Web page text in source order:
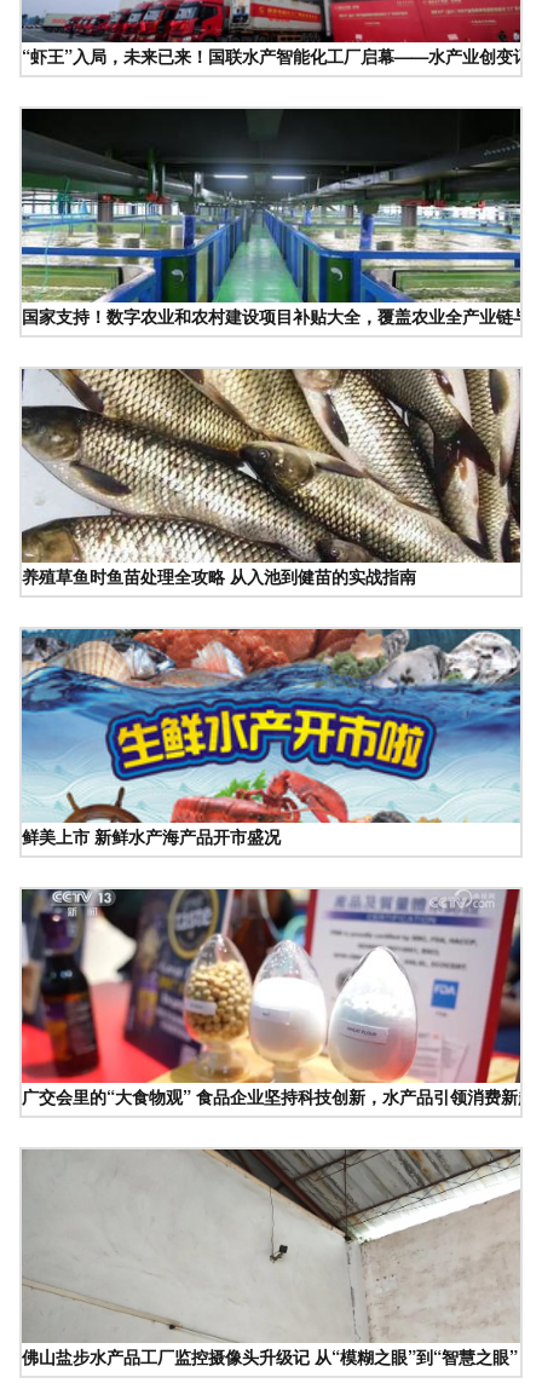
“虾王”入局，未来已来！国联水产智能化工厂启幕——水产业创变记
国家支持！数字农业和农村建设项目补贴大全，覆盖农业全产业链与
养殖草鱼时鱼苗处理全攻略 从入池到健苗的实战指南
鲜美上市 新鲜水产海产品开市盛况
广交会里的“大食物观” 食品企业坚持科技创新，水产品引领消费新趋
佛山盐步水产品工厂监控摄像头升级记 从“模糊之眼”到“智慧之眼”